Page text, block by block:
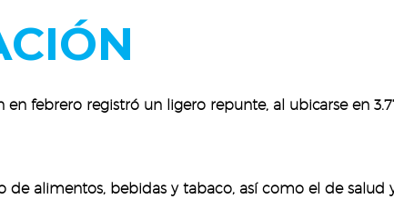
en febrero registró un ligero repunte, al ubicarse en
de alimentos, bebidas y tabaco, así como el de